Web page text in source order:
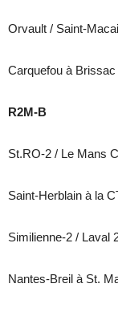
Orvault / Saint-
Carquefou à Brissac
R2M-B
St.RO-2 / Le Mans
Saint-Herblain à la
Similienne-2 / Laval
Nantes-Breil à St.